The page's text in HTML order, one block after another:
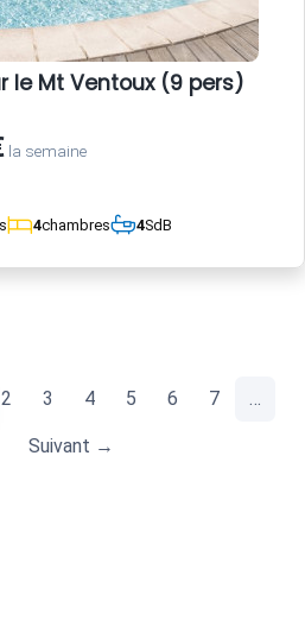
le Mt Ventoux (9 pers)
la semaine
4chambres 4SdB
2 3 4 5 6 7 …
Suivant →